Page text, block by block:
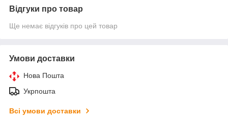
Відгуки про товар
Ще немає відгуків про цей товар
Умови доставки
Нова Пошта
Укрпошта
Всі умови доставки